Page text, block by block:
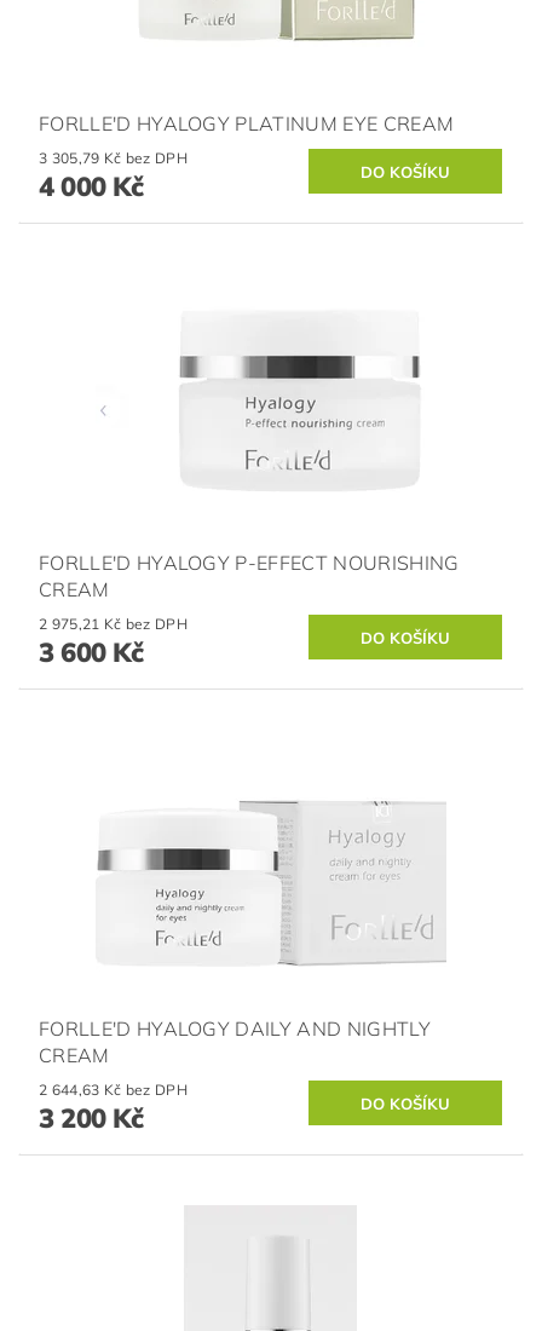
FORLLE'D HYALOGY PLATINUM EYE CREAM
3 305,79 Kč bez DPH
4 000 Kč
FORLLE'D HYALOGY P-EFFECT NOURISHING
CREAM
2 975,21 Kč bez DPH
3 600 Kč
FORLLE'D HYALOGY DAILY AND NIGHTLY
CREAM
2 644,63 Kč bez DPH
3 200 Kč